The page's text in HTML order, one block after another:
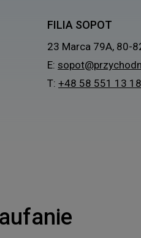
FILIA SOPOT
23 Marca 79A, 80-
E:
T: +48 58 551 13 18